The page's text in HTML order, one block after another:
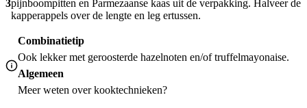
3pijnboompitten en Parmezaanse kaas uit de verpakking. Halveer de
kapperappels over de lengte en leg ertussen.
Combinatietip
Ook lekker met geroosterde hazelnoten en/of truffelmayonaise.
Algemeen
Meer weten overkooktechnieken?